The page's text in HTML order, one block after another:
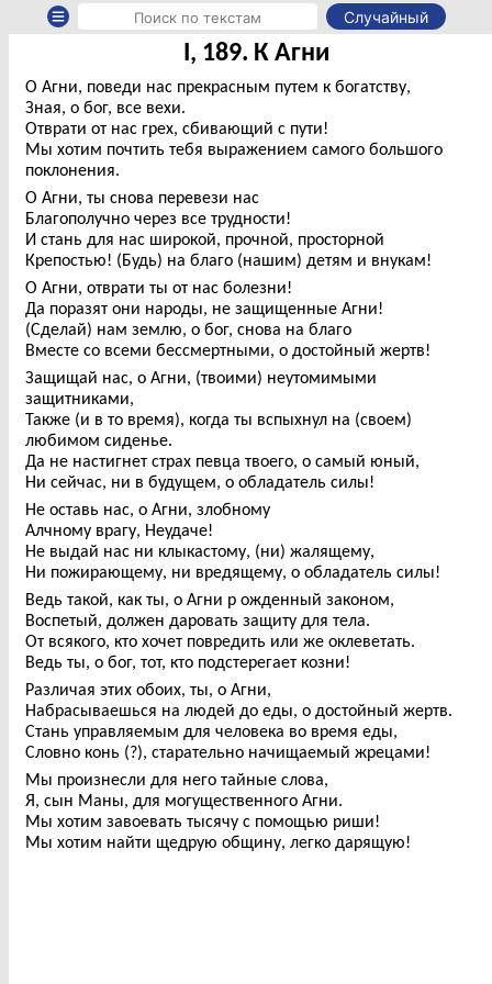
Случайный
I, 189. К Агни
О Агни, поведи нас прекрасным путем к богатству,
Зная, о бог, все вехи.
Отврати от нас грех, сбивающий с пути!
Мы хотим почтить тебя выражением самого большого
поклонения.
О Агни, ты снова перевези нас
Благополучно через все трудности!
И стань для нас широкой, прочной, просторной
Крепостью! (Будь) на благо (нашим) детям и внукам!
О Агни, отврати ты от нас болезни!
Да поразят они народы, не защищенные Агни!
(Сделай) нам землю, о бог, снова на благо
Вместе со всеми бессмертными, о достойный жертв!
Защищай нас, о Агни, (твоими) неутомимыми
защитниками,
Также (и в то время), когда ты вспыхнул на (своем)
любимом сиденье.
Да не настигнет страх певца твоего, о самый юный,
Ни сейчас, ни в будущем, о обладатель силы!
Не оставь нас, о Агни, злобному
Алчному врагу, Неудаче!
Не выдай нас ни клыкастому, (ни) жалящему,
Ни пожирающему, ни вредящему, о обладатель силы!
Ведь такой, как ты, о Агни р ожденный законом,
Воспетый, должен даровать защиту для тела.
От всякого, кто хочет повредить или же оклеветать.
Ведь ты, о бог, тот, кто подстерегает козни!
Различая этих обоих, ты, о Агни,
Набрасываешься на людей до еды, о достойный жертв.
Стань управляемым для человека во время еды,
Словно конь (?), старательно начищаемый жрецами!
Мы произнесли для него тайные слова,
Я, сын Маны, для могущественного Агни.
Мы хотим завоевать тысячу с помощью риши!
Мы хотим найти щедрую общину, легко дарящую!